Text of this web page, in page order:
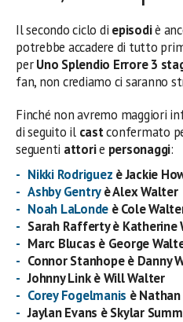
Il secondo ciclo di episodiè
potrebbe accadere di tutto
perUno Splendio Errore 3
fan, non crediamo ci saranno
Finché non avremo maggiori
di seguito il castconfermato
seguenti attorie personaggi:
Nikki Rodriguez è Jackie
Ashby Gentryè Alex Walter
Noah LaLonde è Cole
Sarah Rafferty è Katherine
Marc Blucas è George
Connor Stanhope è Danny
Johnny Link è Will Walter
Corey Fogelmanis è
Jaylan Evans è Skylar